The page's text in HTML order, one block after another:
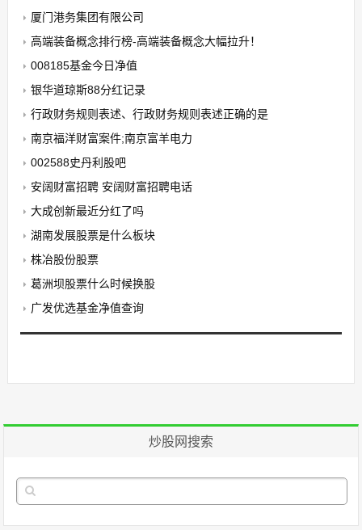
厦门港务集团有限公司
高端装备概念排行榜-高端装备概念大幅拉升！
008185基金今日净值
银华道琼斯88分红记录
行政财务规则表述、行政财务规则表述正确的是
南京福洋财富案件;南京富羊电力
002588史丹利股吧
安阔财富招聘 安阔财富招聘电话
大成创新最近分红了吗
湖南发展股票是什么板块
株冶股份股票
葛洲坝股票什么时候换股
广发优选基金净值查询
炒股网搜索